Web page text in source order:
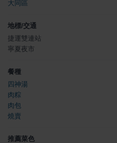
大同區
地標/交通
捷運雙連站
寧夏夜市
餐種
四神湯
肉粽
肉包
燒賣
推薦菜色